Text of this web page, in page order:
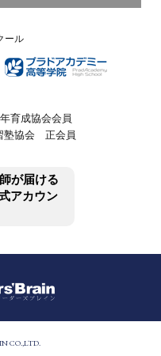
ール
育成協会会員
塾協会 正会員
が届ける
アカウン
CO.,LTD.